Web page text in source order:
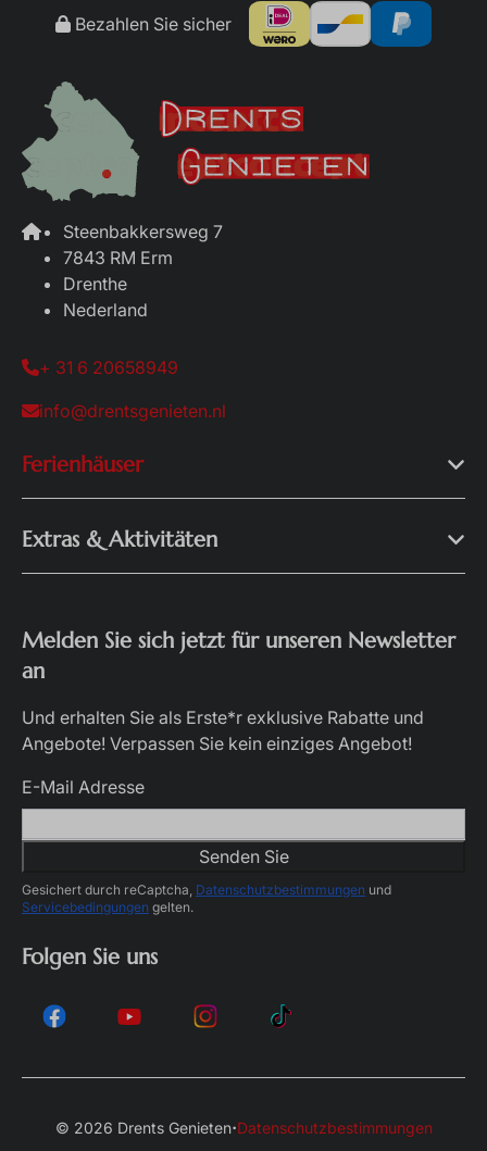
Bezahlen Sie sicher
Steenbakkersweg 7
7843 RM Erm
Drenthe
Nederland
+ 31 6 20658949
info@drentsgenieten.nl
Ferienhäuser
Extras & Aktivitäten
Melden Sie sich jetzt für unseren Newsletter
an
Und erhalten Sie als Erste*r exklusive Rabatte und
Angebote! Verpassen Sie kein einziges Angebot!
E-Mail Adresse
Senden Sie
Gesichert durch reCaptcha, Datenschutzbestimmungen und
Servicebedingungen gelten.
Folgen Sie uns
© 2026 Drents Genieten·Datenschutzbestimmungen